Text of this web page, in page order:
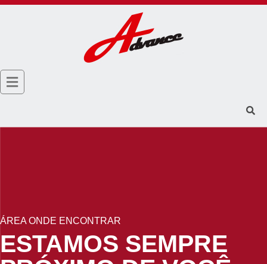
ÁREA ONDE ENCONTRAR
ESTAMOS SEMPRE